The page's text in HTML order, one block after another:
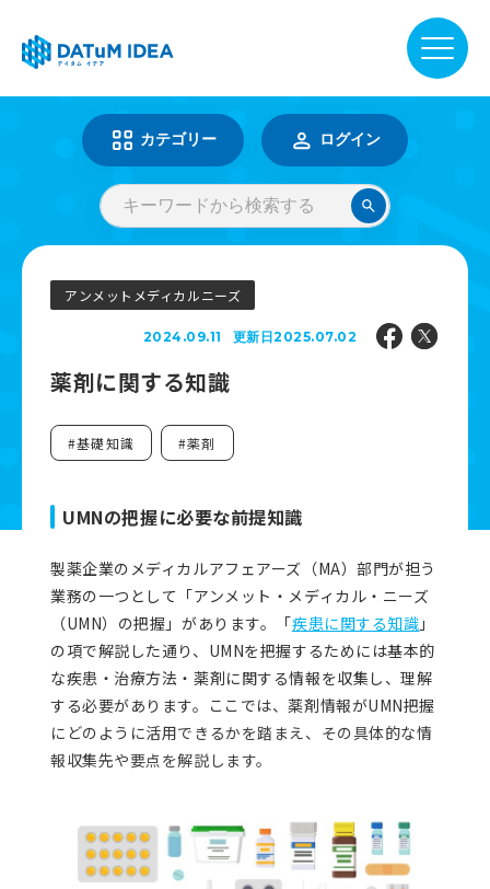
DATuM IDEA® について
提供サービス
活用事例
お知らせ
資料ダウンロード
よくあるご質問
お問い合わせ
カテゴリー ログイン
アンメットメディカルニーズ
2024.09.11 更新日2025.07.02
薬剤に関する知識
#基礎知識 #薬剤
UMNの把握に必要な前提知識
製薬企業のメディカルアフェアーズ（MA）部門が担う
業務の一つとして「アンメット・メディカル・ニーズ
（UMN）の把握」があります。「疾患に関する知識 」
の項で解説した通り、UMNを把握するためには基本的
な疾患・治療方法・薬剤に関する情報を収集し、理解
する必要があります。ここでは、薬剤情報がUMN把握
にどのように活用できるかを踏まえ、その具体的な情
報収集先や要点を解説します。